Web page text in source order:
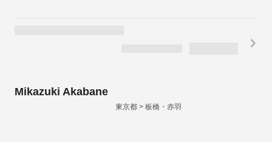
Mikazuki Akabane
東京都 > 板橋・赤羽